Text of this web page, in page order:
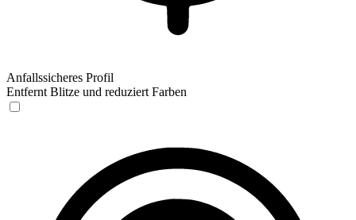
Anfallssicheres Profil
Entfernt Blitze und reduziert Farben